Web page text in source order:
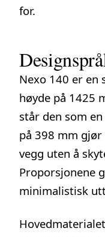
for.
Nexo 140 er en
høyde på 1425
står den som
på 398 mm gjør
vegg uten å
Proporsjonene
minimalistisk